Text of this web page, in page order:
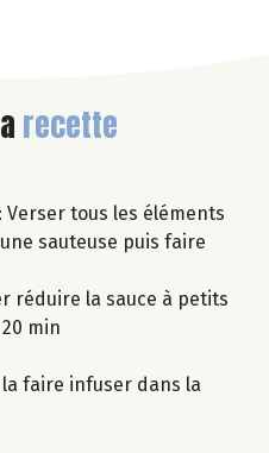
recette
tous les éléments
sauteuse puis faire
réduire la sauce à petits
min
faire infuser dans la